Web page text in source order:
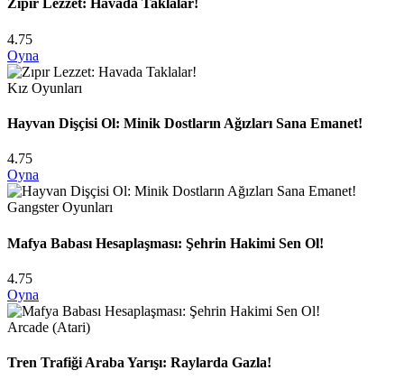
Zıpır Lezzet: Havada Taklalar!
4.75
Oyna
Kız Oyunları
Hayvan Dişçisi Ol: Minik Dostların Ağızları Sana Emanet!
4.75
Oyna
Gangster Oyunları
Mafya Babası Hesaplaşması: Şehrin Hakimi Sen Ol!
4.75
Oyna
Arcade (Atari)
Tren Trafiği Araba Yarışı: Raylarda Gazla!